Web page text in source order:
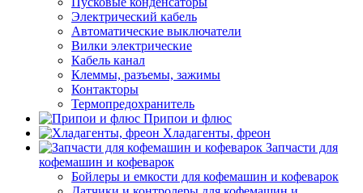
Электрический кабель
Автоматические выключатели
Вилки электрические
Кабель канал
Клеммы, разъемы, зажимы
Контакторы
Термопредохранитель
Припои и флюс
Хладагенты, фреон
Запчасти для
кофемашин и кофеварок
Бойлеры и емкости для кофемашин и кофеварок